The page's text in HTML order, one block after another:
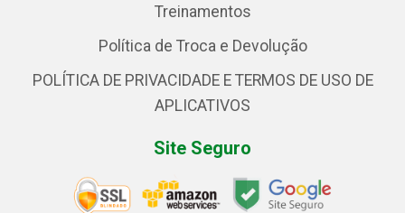
Treinamentos
Política de Troca e Devolução
POLÍTICA DE PRIVACIDADE E TERMOS DE USO DE
APLICATIVOS
Site Seguro